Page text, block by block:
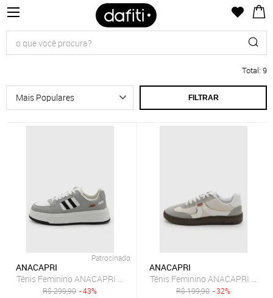
Total: 9
FILTRAR
Patrocinado
ANACAPRI
Tênis Feminino ANACAPRI Cano Baixo Cinza
R$299,90 - 43%
ANACAPRI
Tênis Feminino ANACAPRI
R$199,90 - 32%